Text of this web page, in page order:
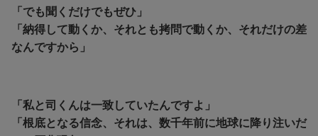
「でも聞くだけでもぜひ」
「納得して動くか、それとも拷問で動くか、それだけの差
なんですから」
「私と司くんは一致していたんですよ」
「根底となる信念、それは、数千年前に地球に降り注いだ